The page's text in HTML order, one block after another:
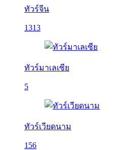
ทัวร์จีน
1313
ทัวร์มาเลเซีย
5
ทัวร์เวียดนาม
156